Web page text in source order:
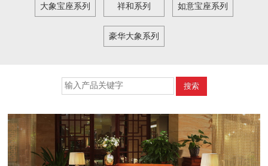
大象宝座系列 祥和系列 如意宝座系列
豪华大象系列